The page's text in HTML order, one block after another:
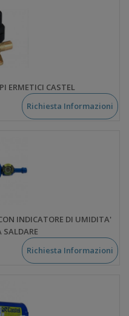
ERMETICI CASTEL
Richiesta Informazioni
INDICATORE DI UMIDITA'
Richiesta Informazioni